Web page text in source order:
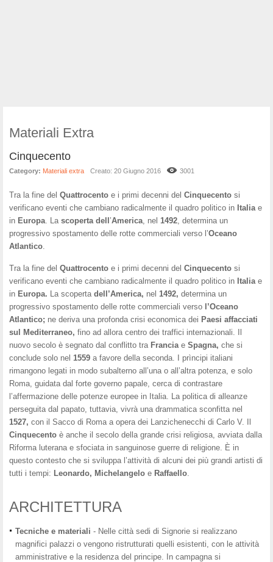
Materiali Extra
Cinquecento
Category: Materiali extra Creato: 20 Giugno 2016 3001
Tra la fine del Quattrocento e i primi decenni del Cinquecento si
verificano eventi che cambiano radicalmente il quadro politico in Italiae
in Europa. La scoperta dell ’America, nel 1492, determina un
progressivo spostamento delle rotte commerciali verso l’Oceano
Atlantico.
Tra la fine del Quattrocento e i primi decenni del Cinquecento si
verificano eventi che cambiano radicalmente il quadro politico in Italiae
in Europa. La scoperta dell’America, nel 1492, determina un
progressivo spostamento delle rotte commerciali verso l’Oceano
Atlantico; ne deriva una profonda crisi economica dei Paesi affacciati
sul Mediterraneo, fino ad allora centro dei traffici internazionali. Il
nuovo secolo è segnato dal conflitto tra Franciae Spagna, che si
conclude solo nel 1559 a favore della seconda. I prìncipi italiani
rimangono legati in modo subalterno all’una o all’altra potenza, e solo
Roma, guidata dal forte governo papale, cerca di contrastare
l’affermazione delle potenze europee in Italia. La politica di alleanze
perseguita dal papato, tuttavia, vivrà una drammatica sconfitta nel
1527, con il Sacco di Roma a opera dei Lanzichenecchi di Carlo V. Il
Cinquecento è anche il secolo della grande crisi religiosa, avviata dalla
Riforma luterana e sfociata in sanguinose guerre di religione. È in
questo contesto che si sviluppa l’attività di alcuni dei più grandi artisti di
tutti i tempi: Leonardo, Michelangelo e Raffaello.
ARCHITETTURA
Tecniche e materiali - Nelle città sedi di Signorie si realizzano
magnifici palazzi o vengono ristrutturati quelli esistenti, con le attività
amministrative e la residenza del principe. In campagna si